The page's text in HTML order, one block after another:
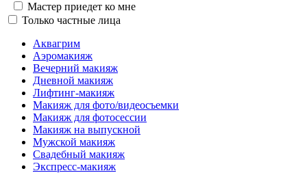
Мастер приедет ко мне
Только частные лица
Аквагрим
Аэромакияж
Вечерний макияж
Дневной макияж
Лифтинг-макияж
Макияж для фото/видеосъемки
Макияж для фотосессии
Макияж на выпускной
Мужской макияж
Свадебный макияж
Экспресс-макияж